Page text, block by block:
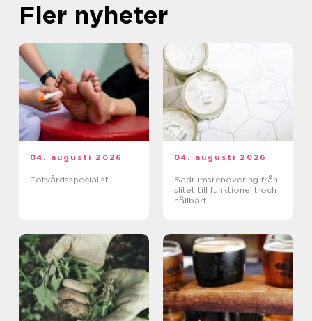
Fler nyheter
04. augusti 2026
Fotvårdsspecialist
04. augusti 2026
Badrumsrenovering från
slitet till funktionellt och
hållbart